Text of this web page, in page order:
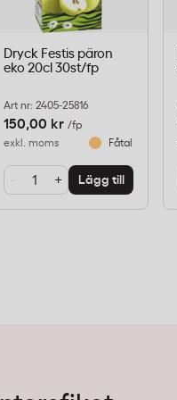
Dryck Festis päron
eko 20cl 30st/fp
Art nr: 2405-25816
150,00 kr /fp
exkl. moms
Fåtal i lager
- + Lägg till